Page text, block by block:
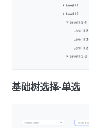
基础树选择-单选